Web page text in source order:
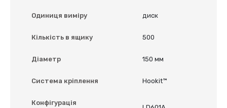
Одиниця виміру диск
Кількість в ящику 500
Діаметр 150 мм
Система кріплення Hookit™
Конфігурація